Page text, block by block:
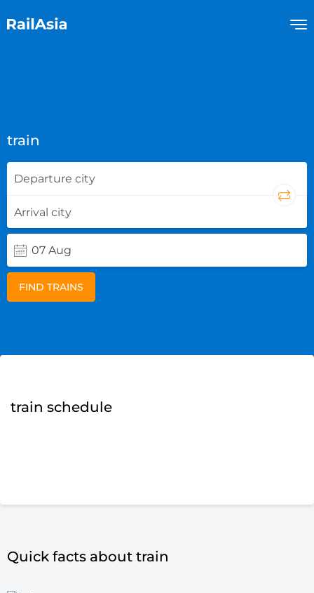
train
FIND TRAINS
train schedule
Quick facts about train